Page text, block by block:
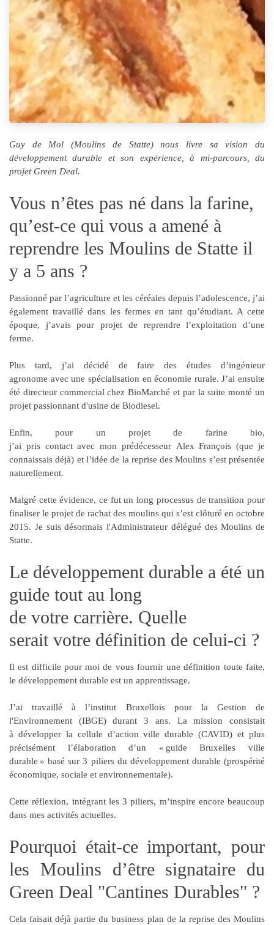
Guy de Mol (Moulins de Statte) nous livre sa vision du
développement durable et son expérience, à mi-parcours, du
projet Green Deal.
Vous n’êtes pas né dans la farine,
qu’est-ce qui vous a amené à
reprendre les Moulins de Statte il
y a 5 ans ?
Passionné par l’agriculture et les céréales depuis l’adolescence, j’ai
également travaillé dans les fermes en tant qu’étudiant. A cette
époque, j’avais pour projet de reprendre l’exploitation d’une
ferme.
Plus tard, j’ai décidé de faire desétudes d’ingénieur
agronome avec une spécialisation en économie rurale. J’ai ensuite
été directeur commercial chez BioMarché et par la suite monté un
projet passionnant d'usine de Biodiesel.
Enfin, pour un projet de farine bio,
j’ai pris contact avec mon prédécesseur Alex François (que je
connaissais déjà) et l’idée de la reprise des Moulins s’est présentée
naturellement.
Malgré cette évidence, ce fut unlong processus de transition pour
finaliser le projet de rachat des moulins qui s’est clôturé en octobre
2015. Je suis désormais l'Administrateur délégué des Moulins de
Statte.
Le développement durable a été un
guide tout au long
de votre carrière. Quelle
serait votre définition de celui-ci ?
Il est difficile pour moi de vous fournir une définition toute faite,
le développement durable est un apprentissage.
J’ai travaillé à l’institut Bruxellois pour la Gestion de
l'Environnement (IBGE) durant 3 ans. La mission consistait
à développer la cellule d’action ville durable (CAVID) et plus
précisément l’élaboration d’un « guide Bruxelles ville
durable » basé sur3 piliers du développement durable (prospérité
économique, sociale et environnementale).
Cette réflexion, intégrant les 3 piliers, m’inspire encore beaucoup
dans mes activités actuelles.
Pourquoi était-ce important, pour
les Moulins d’être signataire du
Green Deal "Cantines Durables" ?
Cela faisait déjà partie dubusiness plan de la reprise des Moulins